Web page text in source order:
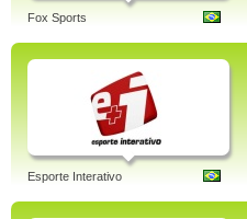
Fox Sports
Esporte Interativo